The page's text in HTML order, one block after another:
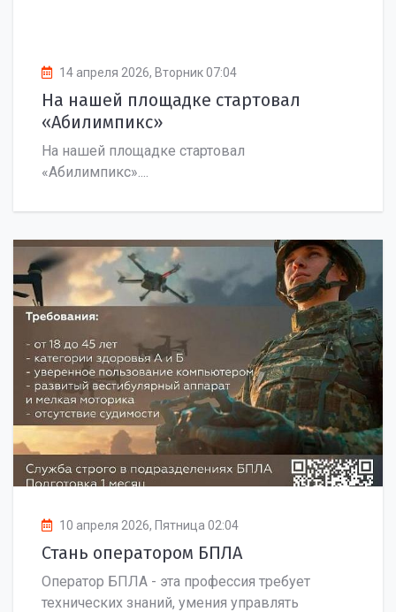
14 апреля 2026, Вторник 07:04
На нашей площадке стартовал
«Абилимпикс»
На нашей площадке стартовал
«Абилимпикс»....
10 апреля 2026, Пятница 02:04
Стань оператором БПЛА
Оператор БПЛА - эта профессия требует
технических знаний, умения управлять